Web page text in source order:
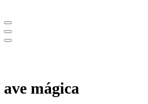
ave mágica